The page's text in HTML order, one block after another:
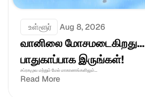
உள்ளூர் Aug 8, 2026
வானிலை மோசமடைகிறது...
பாதுகாப்பாக இருங்கள்!
சப்ரகமுவ மற்றும் மேல் மாகாணங்களிலும்...
Read More